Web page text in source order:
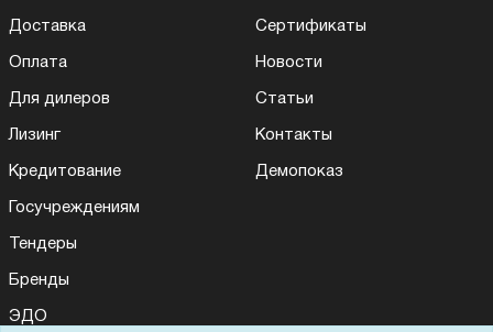
Доставка
Оплата
Для дилеров
Лизинг
Кредитование
Госучреждениям
Тендеры
Бренды
ЭДО
Сертификаты
Новости
Статьи
Контакты
Демопоказ